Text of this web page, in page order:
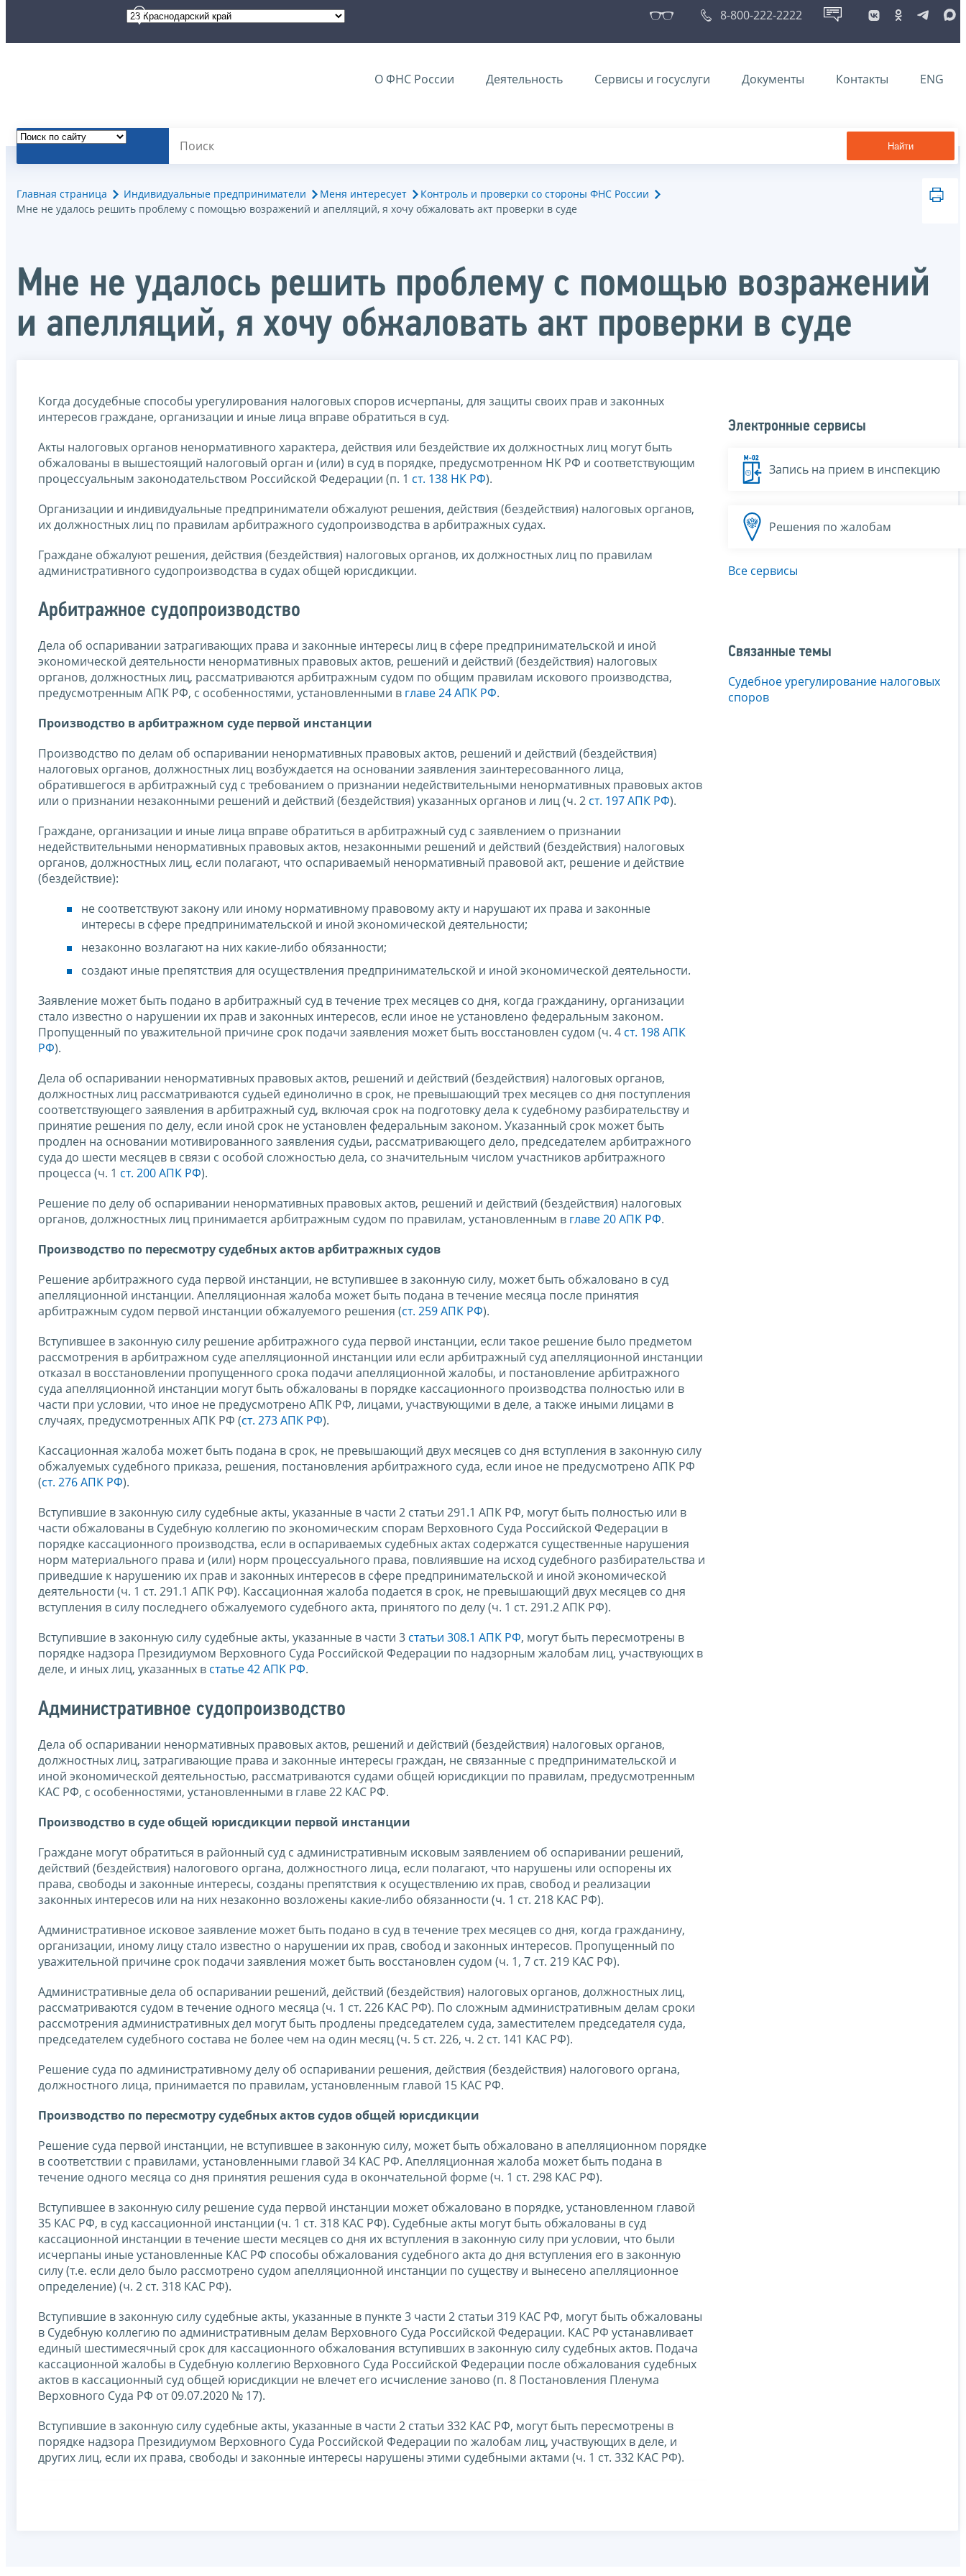
8-800-222-2222
О ФНС России Деятельность Сервисы и госуслуги Документы Контакты ENG
Найти
Главная страница Индивидуальные предприниматели Меня интересует
Контроль и проверки со стороны ФНС России
Мне не удалось решить проблему с помощью возражений и апелляций, я хочу обжаловать акт проверки в суде
Мне не удалось решить проблему с помощью возражений
и апелляций, я хочу обжаловать акт проверки в суде
Когда досудебные способы урегулирования налоговых споров исчерпаны, для защиты своих прав и законных
интересов граждане, организации и иные лица вправе обратиться в суд.
Акты налоговых органов ненормативного характера, действия или бездействие их должностных лиц могут быть
обжалованы в вышестоящий налоговый орган и (или) в суд в порядке, предусмотренном НК РФ и соответствующим
процессуальным законодательством Российской Федерации (п. 1 ст. 138 НК РФ).
Организации и индивидуальные предприниматели обжалуют решения, действия (бездействия) налоговых органов,
их должностных лиц по правилам арбитражного судопроизводства в арбитражных судах.
Граждане обжалуют решения, действия (бездействия) налоговых органов, их должностных лиц по правилам
административного судопроизводства в судах общей юрисдикции.
Арбитражное судопроизводство
Дела об оспаривании затрагивающих права и законные интересы лиц в сфере предпринимательской и иной
экономической деятельности ненормативных правовых актов, решений и действий (бездействия) налоговых
органов, должностных лиц, рассматриваются арбитражным судом по общим правилам искового производства,
предусмотренным АПК РФ, с особенностями, установленными в главе 24 АПК РФ.
Производство в арбитражном суде первой инстанции
Производство по делам об оспаривании ненормативных правовых актов, решений и действий (бездействия)
налоговых органов, должностных лиц возбуждается на основании заявления заинтересованного лица,
обратившегося в арбитражный суд с требованием о признании недействительными ненормативных правовых актов
или о признании незаконными решений и действий (бездействия) указанных органов и лиц (ч. 2 ст. 197 АПК РФ).
Граждане, организации и иные лица вправе обратиться в арбитражный суд с заявлением о признании
недействительными ненормативных правовых актов, незаконными решений и действий (бездействия) налоговых
органов, должностных лиц, если полагают, что оспариваемый ненормативный правовой акт, решение и действие
(бездействие):
не соответствуют закону или иному нормативному правовому акту и нарушают их права и законные
интересы в сфере предпринимательской и иной экономической деятельности;
незаконно возлагают на них какие-либо обязанности;
создают иные препятствия для осуществления предпринимательской и иной экономической деятельности.
Заявление может быть подано в арбитражный суд в течение трех месяцев со дня, когда гражданину, организации
стало известно о нарушении их прав и законных интересов, если иное не установлено федеральным законом.
Пропущенный по уважительной причине срок подачи заявления может быть восстановлен судом (ч. 4 ст. 198 АПК
РФ).
Дела об оспаривании ненормативных правовых актов, решений и действий (бездействия) налоговых органов,
должностных лиц рассматриваются судьей единолично в срок, не превышающий трех месяцев со дня поступления
соответствующего заявления в арбитражный суд, включая срок на подготовку дела к судебному разбирательству и
принятие решения по делу, если иной срок не установлен федеральным законом. Указанный срок может быть
продлен на основании мотивированного заявления судьи, рассматривающего дело, председателем арбитражного
суда до шести месяцев в связи с особой сложностью дела, со значительным числом участников арбитражного
процесса (ч. 1 ст. 200 АПК РФ).
Решение по делу об оспаривании ненормативных правовых актов, решений и действий (бездействия) налоговых
органов, должностных лиц принимается арбитражным судом по правилам, установленным в главе 20 АПК РФ.
Производство по пересмотру судебных актов арбитражных судов
Решение арбитражного суда первой инстанции, не вступившее в законную силу, может быть обжаловано в суд
апелляционной инстанции. Апелляционная жалоба может быть подана в течение месяца после принятия
арбитражным судом первой инстанции обжалуемого решения (ст. 259 АПК РФ).
Вступившее в законную силу решение арбитражного суда первой инстанции, если такое решение было предметом
рассмотрения в арбитражном суде апелляционной инстанции или если арбитражный суд апелляционной инстанции
отказал в восстановлении пропущенного срока подачи апелляционной жалобы, и постановление арбитражного
суда апелляционной инстанции могут быть обжалованы в порядке кассационного производства полностью или в
части при условии, что иное не предусмотрено АПК РФ, лицами, участвующими в деле, а также иными лицами в
случаях, предусмотренных АПК РФ (ст. 273 АПК РФ).
Кассационная жалоба может быть подана в срок, не превышающий двух месяцев со дня вступления в законную силу
обжалуемых судебного приказа, решения, постановления арбитражного суда, если иное не предусмотрено АПК РФ
(ст. 276 АПК РФ).
Вступившие в законную силу судебные акты, указанные в части 2 статьи 291.1 АПК РФ, могут быть полностью или в
части обжалованы в Судебную коллегию по экономическим спорам Верховного Суда Российской Федерации в
порядке кассационного производства, если в оспариваемых судебных актах содержатся существенные нарушения
норм материального права и (или) норм процессуального права, повлиявшие на исход судебного разбирательства и
приведшие к нарушению их прав и законных интересов в сфере предпринимательской и иной экономической
деятельности (ч. 1 ст. 291.1 АПК РФ). Кассационная жалоба подается в срок, не превышающий двух месяцев со дня
вступления в силу последнего обжалуемого судебного акта, принятого по делу (ч. 1 ст. 291.2 АПК РФ).
Вступившие в законную силу судебные акты, указанные в части 3 статьи 308.1 АПК РФ, могут быть пересмотрены в
порядке надзора Президиумом Верховного Суда Российской Федерации по надзорным жалобам лиц, участвующих в
деле, и иных лиц, указанных в статье 42 АПК РФ.
Административное судопроизводство
Дела об оспаривании ненормативных правовых актов, решений и действий (бездействия) налоговых органов,
должностных лиц, затрагивающие права и законные интересы граждан, не связанные с предпринимательской и
иной экономической деятельностью, рассматриваются судами общей юрисдикции по правилам, предусмотренным
КАС РФ, с особенностями, установленными в главе 22 КАС РФ.
Производство в суде общей юрисдикции первой инстанции
Граждане могут обратиться в районный суд с административным исковым заявлением об оспаривании решений,
действий (бездействия) налогового органа, должностного лица, если полагают, что нарушены или оспорены их
права, свободы и законные интересы, созданы препятствия к осуществлению их прав, свобод и реализации
законных интересов или на них незаконно возложены какие-либо обязанности (ч. 1 ст. 218 КАС РФ).
Административное исковое заявление может быть подано в суд в течение трех месяцев со дня, когда гражданину,
организации, иному лицу стало известно о нарушении их прав, свобод и законных интересов. Пропущенный по
уважительной причине срок подачи заявления может быть восстановлен судом (ч. 1, 7 ст. 219 КАС РФ).
Административные дела об оспаривании решений, действий (бездействия) налоговых органов, должностных лиц,
рассматриваются судом в течение одного месяца (ч. 1 ст. 226 КАС РФ). По сложным административным делам сроки
рассмотрения административных дел могут быть продлены председателем суда, заместителем председателя суда,
председателем судебного состава не более чем на один месяц (ч. 5 ст. 226, ч. 2 ст. 141 КАС РФ).
Решение суда по административному делу об оспаривании решения, действия (бездействия) налогового органа,
должностного лица, принимается по правилам, установленным главой 15 КАС РФ.
Производство по пересмотру судебных актов судов общей юрисдикции
Решение суда первой инстанции, не вступившее в законную силу, может быть обжаловано в апелляционном порядке
в соответствии с правилами, установленными главой 34 КАС РФ. Апелляционная жалоба может быть подана в
течение одного месяца со дня принятия решения суда в окончательной форме (ч. 1 ст. 298 КАС РФ).
Вступившее в законную силу решение суда первой инстанции может обжаловано в порядке, установленном главой
35 КАС РФ, в суд кассационной инстанции (ч. 1 ст. 318 КАС РФ). Судебные акты могут быть обжалованы в суд
кассационной инстанции в течение шести месяцев со дня их вступления в законную силу при условии, что были
исчерпаны иные установленные КАС РФ способы обжалования судебного акта до дня вступления его в законную
силу (т.е. если дело было рассмотрено судом апелляционной инстанции по существу и вынесено апелляционное
определение) (ч. 2 ст. 318 КАС РФ).
Вступившие в законную силу судебные акты, указанные в пункте 3 части 2 статьи 319 КАС РФ, могут быть обжалованы
в Судебную коллегию по административным делам Верховного Суда Российской Федерации. КАС РФ устанавливает
единый шестимесячный срок для кассационного обжалования вступивших в законную силу судебных актов. Подача
кассационной жалобы в Судебную коллегию Верховного Суда Российской Федерации после обжалования судебных
актов в кассационный суд общей юрисдикции не влечет его исчисление заново (п. 8 Постановления Пленума
Верховного Суда РФ от 09.07.2020 № 17).
Вступившие в законную силу судебные акты, указанные в части 2 статьи 332 КАС РФ, могут быть пересмотрены в
порядке надзора Президиумом Верховного Суда Российской Федерации по жалобам лиц, участвующих в деле, и
других лиц, если их права, свободы и законные интересы нарушены этими судебными актами (ч. 1 ст. 332 КАС РФ).
Электронные сервисы
Запись на прием в инспекцию
Решения по жалобам
Все сервисы
Связанные темы
Судебное урегулирование налоговых
споров